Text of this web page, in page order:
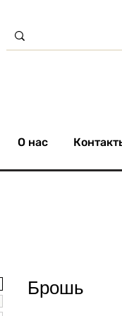
О нас
Брошь